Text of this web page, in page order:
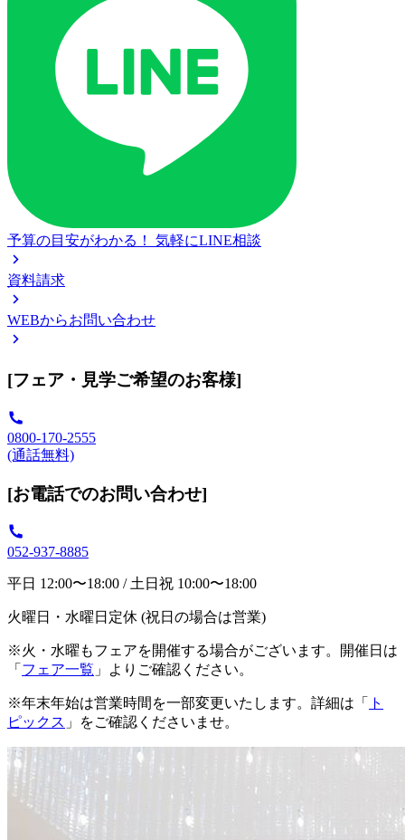
予算の目安がわかる！ 気軽にLINE相談
資料請求
WEBからお問い合わせ
[フェア・見学ご希望のお客様]
0800-170-2555
(通話無料)
[お電話でのお問い合わせ]
052-937-8885
平日 12:00〜18:00 / 土日祝 10:00〜18:00
火曜日・水曜日定休 (祝日の場合は営業)
※火・水曜もフェアを開催する場合がございます。開催日は
「 フェア一覧 」よりご確認ください。
※年末年始は営業時間を一部変更いたします。詳細は「
ト
ピックス 」をご確認くださいませ。